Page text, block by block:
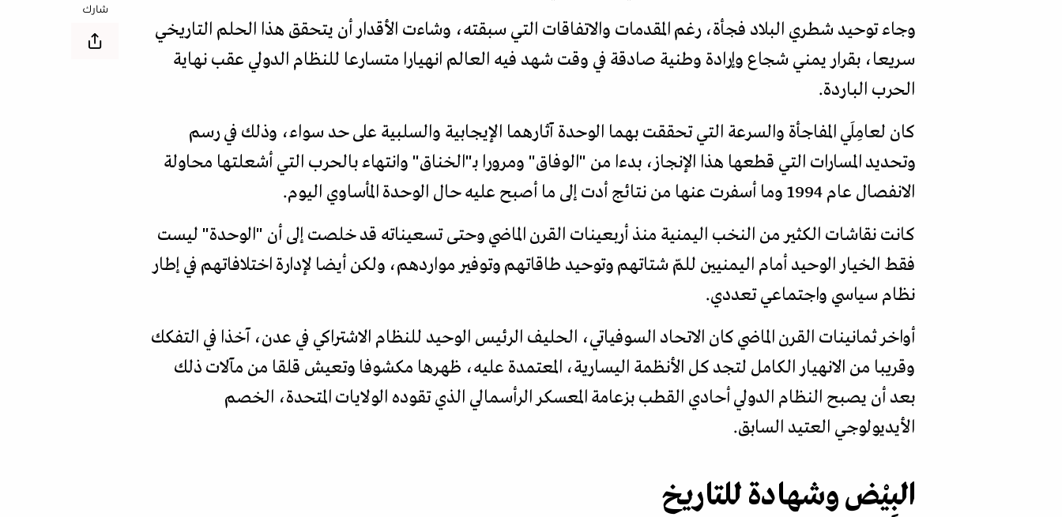
وجاء توحيد شطري البلاد فجأة، رغم المقدمات والاتفاقات التي سبقته، وشاءت الأقدار أن يتحقق هذا الحلم التاريخي
سريعا، بقرار يمني شجاع وإرادة وطنية صادقة في وقت شهد فيه العالم انهيارا متسارعا للنظام الدولي عقب نهاية
الحرب الباردة.
كان لعامِلَي المفاجأة والسرعة التي تحققت بهما الوحدة آثارهما الإيجابية والسلبية على حد سواء، وذلك في رسم
وتحديد المسارات التي قطعها هذا الإنجاز، بدءا من "الوفاق" ومرورا بـ"الخناق" وانتهاء بالحرب التي أشعلتها محاولة
الانفصال عام 1994 وما أسفرت عنها من نتائج أدت إلى ما أصبح عليه حال الوحدة المأساوي اليوم.
‏كانت نقاشات الكثير من النخب اليمنية منذ أربعينات القرن الماضي وحتى تسعيناته قد خلصت إلى أن "الوحدة" ليست
فقط الخيار الوحيد أمام اليمنيين للمّ شتاتهم وتوحيد طاقاتهم وتوفير مواردهم، ولكن أيضا لإدارة اختلافاتهم في إطار
نظام سياسي واجتماعي تعددي.
أواخر ثمانينات القرن الماضي كان الاتحاد السوفياتي، الحليف الرئيس الوحيد للنظام الاشتراكي في عدن، آخذا في التفكك
وقريبا من الانهيار الكامل لتجد كل الأنظمة اليسارية، المعتمدة عليه، ظهرها مكشوفا وتعيش قلقا من مآلات ذلك
بعد أن يصبح النظام الدولي أحادي القطب بزعامة المعسكر الرأسمالي الذي تقوده الولايات المتحدة، الخصم
الأيديولوجي العتيد السابق.
البِيْض وشهادة للتاريخ
شارك